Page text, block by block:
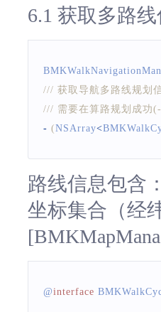
6.1 获取多路
/// 获取导航多路线规划
/// 需要在算路规划成功
- (NSArray<
路线信息包含
坐标集合（经
@interface